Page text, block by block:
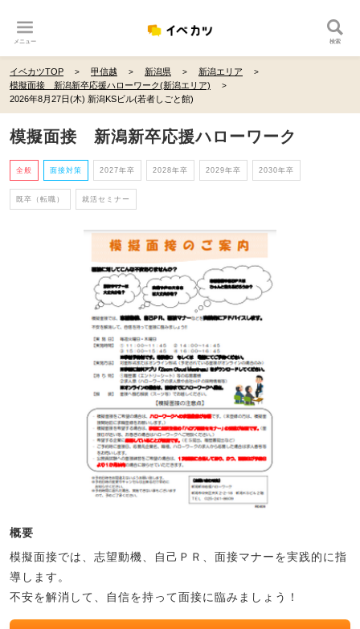
メニュー 検索
イベカツTOP 甲信越 新潟県
新潟エリア
模擬面接 新潟新卒応援ハローワーク(新潟エリア)
2026年8月27日(木) 新潟KSビル(若者しごと館)
模擬面接 新潟新卒応援ハローワーク
全般 面接対策 2027年卒 2028年卒 2029年卒 2030年卒
既卒（転職） 就活セミナー
概要
模擬面接では、志望動機、自己ＰＲ、面接マナーを実践的に指
導します。
不安を解消して、自信を持って面接に臨みましょう！